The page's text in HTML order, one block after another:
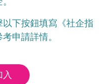
下按鈕填寫《社企指
申請詳情。
入